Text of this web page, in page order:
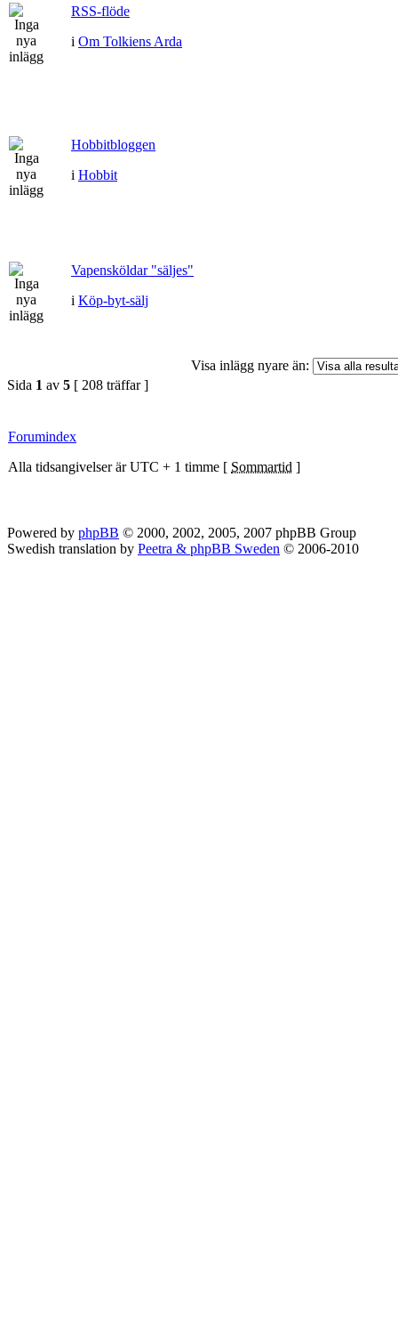
RSS-flöde
i Om Tolkiens Arda
Hobbitbloggen
i Hobbit
Vapensköldar "säljes"
i Köp-byt-sälj
Visa inlägg nyare än:
Sida 1 av 5 [ 208 träffar ]
Forumindex
Alla tidsangivelser är UTC + 1 timme [ Sommartid ]
Powered by phpBB © 2000, 2002, 2005, 2007 phpBB Group
Swedish translation by Peetra & phpBB Sweden © 2006-2010